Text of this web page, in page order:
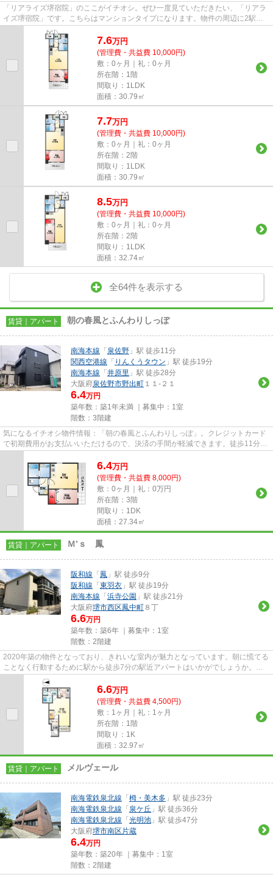
「リアライズ堺宿院」のここがイチオシ。ぜひ一度見ていただきたい、「リアラ
イズ堺宿院」です。こちらはマンションタイプになります。物件の周辺に2駅あ
るので移動範囲も広がります。...
7.6万円
(管理費・共益費 10,000円)
敷：0ヶ月｜礼：0ヶ月
所在階：1階
間取り：1LDK
面積：30.79㎡
7.7万円
(管理費・共益費 10,000円)
敷：0ヶ月｜礼：0ヶ月
所在階：2階
間取り：1LDK
面積：30.79㎡
8.5万円
(管理費・共益費 10,000円)
敷：0ヶ月｜礼：0ヶ月
所在階：2階
間取り：1LDK
面積：32.74㎡
全64件を表示する
賃貸｜アパート 朝の春風とふんわりしっぽ
南海本線 「 泉佐野 」駅 徒歩11分
関西空港線 「 りんくうタウン 」駅 徒歩19分
南海本線 「 井原里 」駅 徒歩28分
大阪府泉佐野市野出町 １１-２１
6.4万円
築年数：築1年未満 ｜募集中： 1室
階数：3階建
気になるイチオシ物件情報：「朝の春風とふんわりしっぽ」。クレジットカード
で初期費用がお支払いいただけるので、決済の手間が軽減できます。徒歩11分で
6.4万円
(管理費・共益費 8,000円)
敷：0ヶ月｜礼：0万円
所在階：3階
間取り：1DK
面積：27.34㎡
賃貸｜アパート Ｍ’ｓ 鳳
阪和線 「 鳳 」駅 徒歩9分
阪和線 「 東羽衣 」駅 徒歩19分
南海本線 「 浜寺公園 」駅 徒歩21分
大阪府堺市西区鳳中町 ８丁
6.6万円
築年数：築6年 ｜募集中： 1室
階数：2階建
2020年築の物件となっており、きれいな室内が魅力となっています。朝に慌てる
ことなく行動するために駅から徒歩7分の駅近アパートはいかがでしょうか。こ
ちらの物件はアパートです。当...
6.6万円
(管理費・共益費 4,500円)
敷：1ヶ月｜礼：1ヶ月
所在階：1階
間取り：1K
面積：32.97㎡
賃貸｜アパート メルヴェール
南海電鉄泉北線 「 栂・美木多 」駅 徒歩23分
南海電鉄泉北線 「 泉ケ丘 」駅 徒歩36分
南海電鉄泉北線 「 光明池 」駅 徒歩47分
大阪府堺市南区 片蔵
6.4万円
築年数：築20年 ｜募集中： 1室
階数：2階建